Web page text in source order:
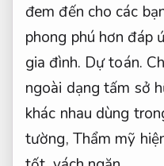
đem đến cho các
phong phú hơn đáp
gia đình. Dự toán.
ngoài dạng tấm sở
khác nhau dùng
tường, Thẩm mỹ